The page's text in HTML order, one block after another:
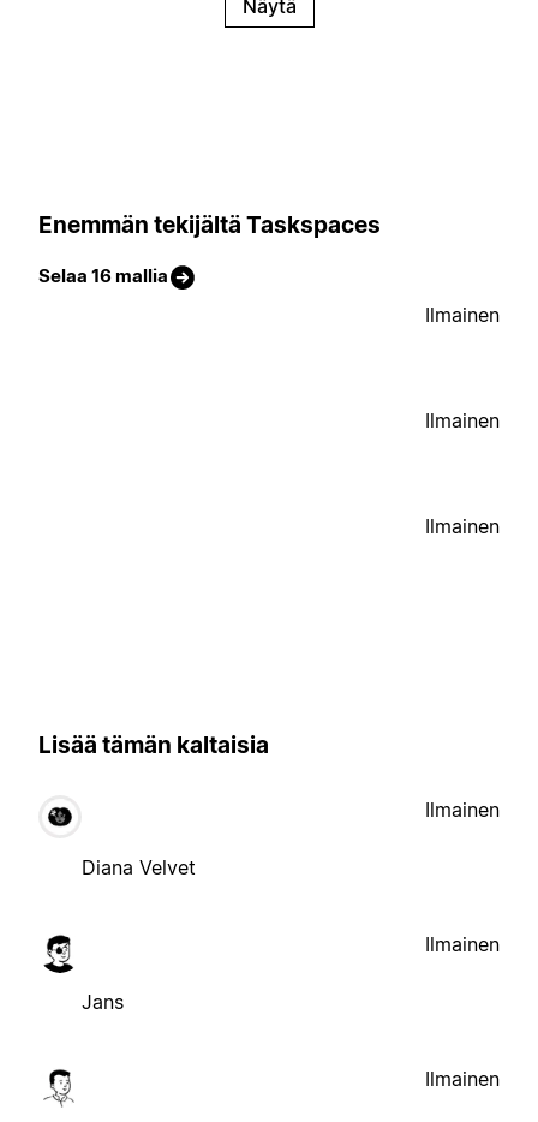
Näytä
Enemmän tekijältä Taskspaces
Selaa 16 mallia
Ilmainen
Ilmainen
Ilmainen
Lisää tämän kaltaisia
Diana Velvet
Ilmainen
Jans
Ilmainen
Ilmainen